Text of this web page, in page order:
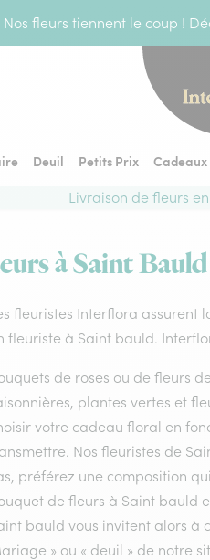
Nos fleurs tiennent le coup !
Deuil Petits Prix Cadeaux
Livraison de fleurs
à Saint
fleuristes Interflora assurent
fleuriste à Saint bauld.
de roses ou de fleurs
plantes vertes et
votre cadeau floral en
Nos fleuristes de
préférez une composition
de fleurs à Saint bauld
bauld vous invitent alors à
» ou « deuil » de notre